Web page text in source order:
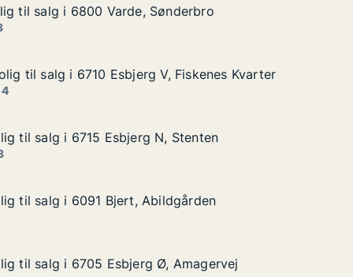
6800 Varde, Sønderbro
til salg i 6800 Varde, Sønderbro
til salg i 6800 Varde, Sønderbro
Kvarter
6710 Esbjerg V, Fiskenes Kvarter
til salg i 6710 Esbjerg V, Fiskenes Kvarter
til salg i 6710 Esbjerg V, Fiskenes Kvarter
Esbjerg N, Stenten
til salg i 6715 Esbjerg N, Stenten
til salg i 6715 Esbjerg N, Stenten
6091 Bjert, Abildgården
til salg i 6091 Bjert, Abildgården
til salg i 6091 Bjert, Abildgården
6705 Esbjerg Ø, Amagervej
til salg i 6705 Esbjerg Ø, Amagervej
til salg i 6705 Esbjerg Ø, Amagervej